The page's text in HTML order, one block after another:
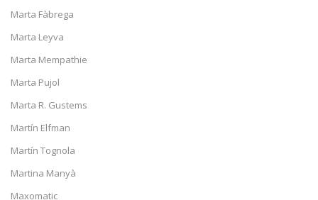
Marta Fàbrega
Marta Leyva
Marta Mempathie
Marta Pujol
Marta R. Gustems
Martín Elfman
Martín Tognola
Martina Manyà
Maxomatic